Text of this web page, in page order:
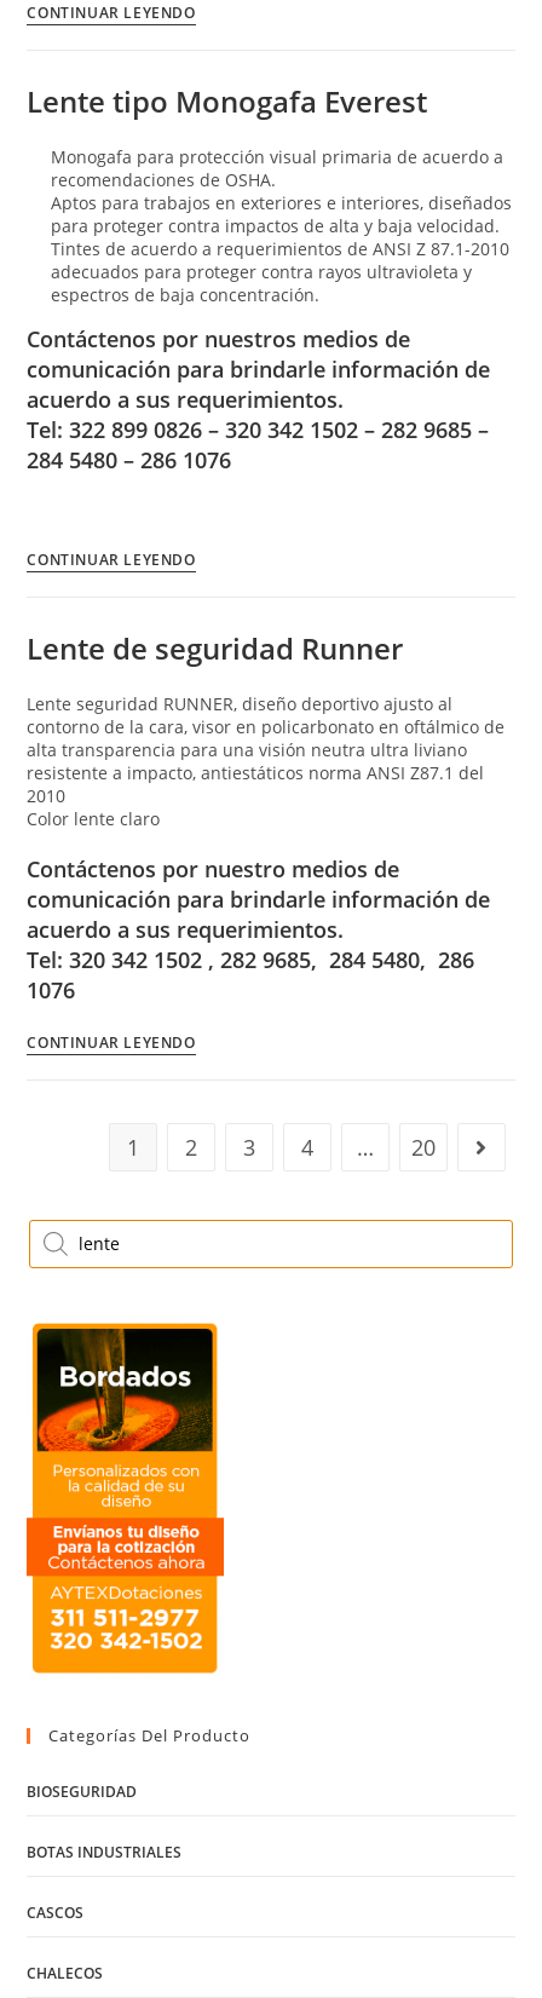
CONTINUAR LEYENDO
Lente tipo Monogafa Everest
Monogafa para protección visual primaria de acuerdo a
recomendaciones de OSHA.
Aptos para trabajos en exteriores e interiores, diseñados
para proteger contra impactos de alta y baja velocidad.
Tintes de acuerdo a requerimientos de ANSI Z 87.1-2010
adecuados para proteger contra rayos ultravioleta y
espectros de baja concentración.
Contáctenos por nuestros medios de
comunicación para brindarle información de
acuerdo a sus requerimientos.
Tel: 322 899 0826 – 320 342 1502 – 282 9685 –
284 5480 – 286 1076
CONTINUAR LEYENDO
Lente de seguridad Runner
Lente seguridad RUNNER, diseño deportivo ajusto al
contorno de la cara, visor en policarbonato en oftálmico de
alta transparencia para una visión neutra ultra liviano
resistente a impacto, antiestáticos norma ANSI Z87.1 del
2010
Color lente claro
Contáctenos por nuestro medios de
comunicación para brindarle información de
acuerdo a sus requerimientos.
Tel: 320 342 1502 , 282 9685, 284 5480, 286
1076
CONTINUAR LEYENDO
1 2 3 4 … 20
Categorías Del Producto
BIOSEGURIDAD
BOTAS INDUSTRIALES
CASCOS
CHALECOS